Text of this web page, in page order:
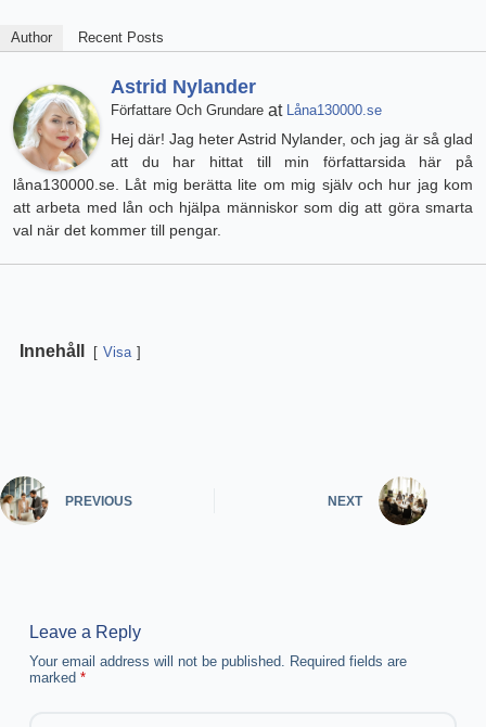
Author Recent Posts
Astrid Nylander
Författare Och Grundare at Låna130000.se
Hej där! Jag heter Astrid Nylander, och jag är så glad
att du har hittat till min författarsida här på
låna130000.se. Låt mig berätta lite om mig själv och hur jag kom
att arbeta med lån och hjälpa människor som dig att göra smarta
val när det kommer till pengar.
Innehåll Visa
PREVIOUS NEXT
Leave a Reply
Your email address will not be published.
Required fields are
marked *